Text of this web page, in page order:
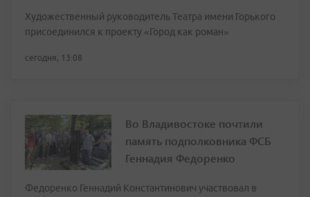
Художественный руководитель Театра имени Горького
присоединился к проекту «Город как роман»
сегодня, 13:08
Во Владивостоке почтили
память подполковника ФСБ
Геннадия Федоренко
Федоренко Геннадий Константинович участвовал в